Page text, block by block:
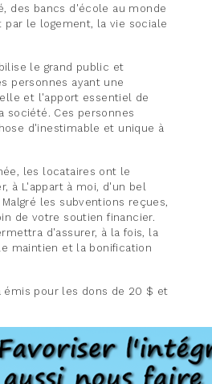
des bancs d'école au monde
par le logement, la vie sociale
le grand public et
personnes ayant une
et l'apport essentiel de
société. Ces personnes
d'inestimable et unique à
les locataires ont le
à L'appart à moi, d'un bel
les subventions reçues,
de votre soutien financier.
d'assurer, à la fois, la
maintien et la bonification
émis pour les dons de 20 $ et